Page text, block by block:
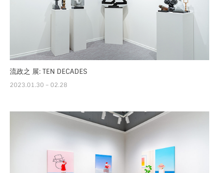
流政之 展: TEN DECADES
2023.01.30 – 02.28